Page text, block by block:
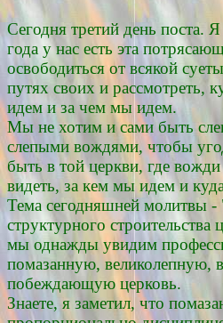
Сегодня третий день поста.
года у нас есть эта
освободиться от всякой
путях своих и рассмотреть,
идем и за чем мы идем.
Мы не хотим и сами быть
слепыми вождями, чтобы
быть в той церкви, где
видеть, за кем мы идем и
Тема сегодняшней молитвы -
структурного
мы однажды увидим
помазанную, великолепную,
побеждающую церковь.
Знаете, я заметил, что